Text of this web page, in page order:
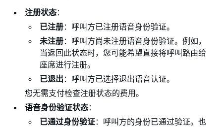
注册状态：
已注册：呼叫方已注册语音身份验证。
未注册：呼叫方尚未注册语音身份验证。例如，
当返回此状态时，您可能希望直接将呼叫路由给
座席进行注册。
已退出 ：呼叫方已选择退出语音认证。
您无需支付检查注册状态的费用。
语音身份验证状态：
已通过身份验证：呼叫方的身份已通过验证。也